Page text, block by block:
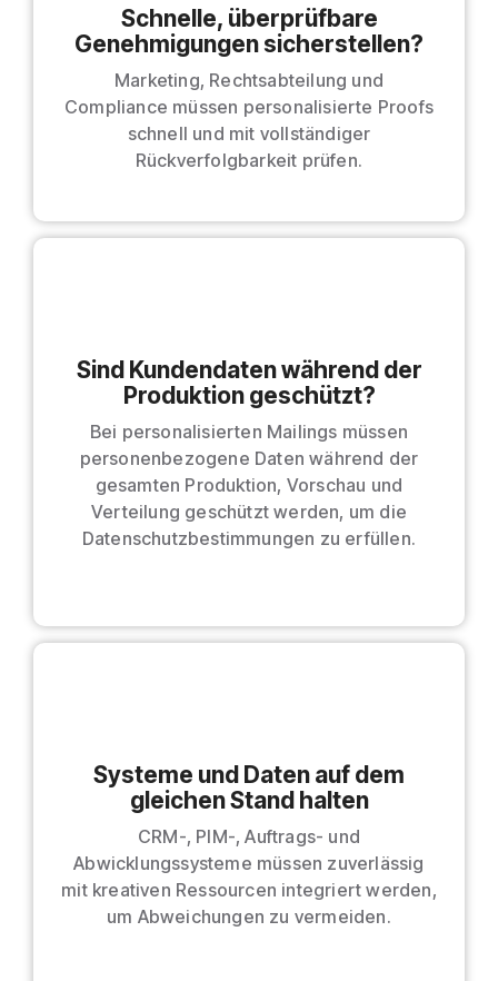
Schnelle, überprüfbare
Genehmigungen sicherstellen?
Marketing, Rechtsabteilung und
Compliance müssen personalisierte Proofs
schnell und mit vollständiger
Rückverfolgbarkeit prüfen.
Sind Kundendaten während der
Produktion geschützt?
Bei personalisierten Mailings müssen
personenbezogene Daten während der
gesamten Produktion, Vorschau und
Verteilung geschützt werden, um die
Datenschutzbestimmungen zu erfüllen.
Systeme und Daten auf dem
gleichen Stand halten
CRM-, PIM-, Auftrags- und
Abwicklungssysteme müssen zuverlässig
mit kreativen Ressourcen integriert werden,
um Abweichungen zu vermeiden.